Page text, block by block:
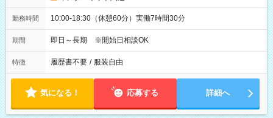
勤務時間 10:00-18:30（休憩60分）実働7時間30分
期間 即日～長期 ※開始日相談OK
特徴 履歴書不要 / 服装自由
気になる！ 応募する 詳細へ